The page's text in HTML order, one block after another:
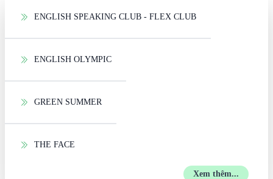
ENGLISH SPEAKING CLUB - FLEX CLUB
ENGLISH OLYMPIC
GREEN SUMMER
THE FACE
Xem thêm...